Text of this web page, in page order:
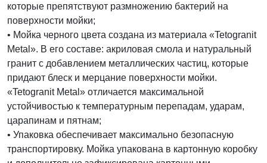
которые препятствуют размножению бактерий на
поверхности мойки;
• Мойка черного цвета создана из материала «Tetogranit
Metal». В его составе: акриловая смола и натуральный
гранит с добавлением металлических частиц, которые
придают блеск и мерцание поверхности мойки.
«Tetogranit Metal» отличается максимальной
устойчивостью к температурным перепадам, ударам,
царапинам и пятнам;
• Упаковка обеспечивает максимально безопасную
транспортировку. Мойка упакована в картонную коробку